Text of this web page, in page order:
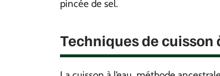
pincée de sel.
Techniques de cuisson